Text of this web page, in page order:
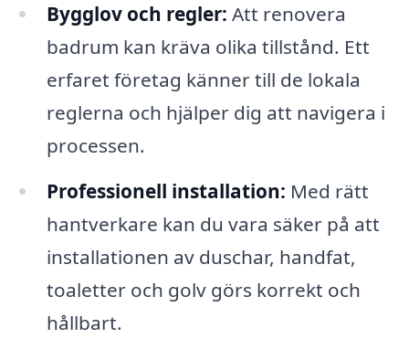
Bygglov och regler: Att renovera
badrum kan kräva olika tillstånd. Ett
erfaret företag känner till de lokala
reglerna och hjälper dig att navigera i
processen.
Professionell installation: Med rätt
hantverkare kan du vara säker på att
installationen av duschar, handfat,
toaletter och golv görs korrekt och
hållbart.